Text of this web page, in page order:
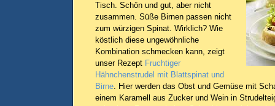
Tisch. Schön und gut, aber nicht
zusammen. Süße Birnen passen nicht
zum würzigen Spinat. Wirklich? Wie
köstlich diese ungewöhnliche
Kombination schmecken kann, zeigt
unser Rezept Fruchtiger
Hähnchenstrudel mit Blattspinat und
Birne. Hier werden das Obst und Gemüse mit
einem Karamell aus Zucker und Wein in